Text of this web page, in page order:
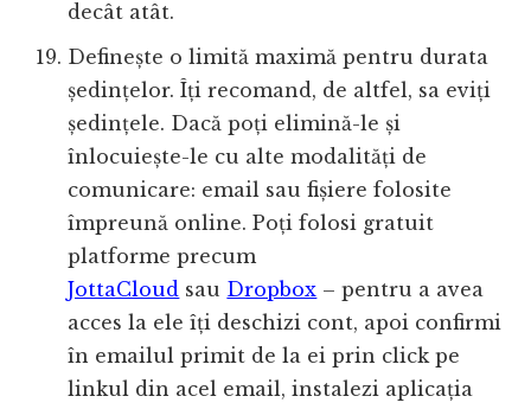
decât atât.
Definește o limită maximă pentru durata
ședințelor. Îți recomand, de altfel, sa eviți
ședințele. Dacă poți elimină-le și
înlocuiește-le cu alte modalități de
comunicare: email sau fișiere folosite
împreună online. Poți folosi gratuit
platforme precum
JottaCloud sau Dropbox – pentru a avea
acces la ele îți deschizi cont, apoi confirmi
în emailul primit de la ei prin click pe
linkul din acel email, instalezi aplicația